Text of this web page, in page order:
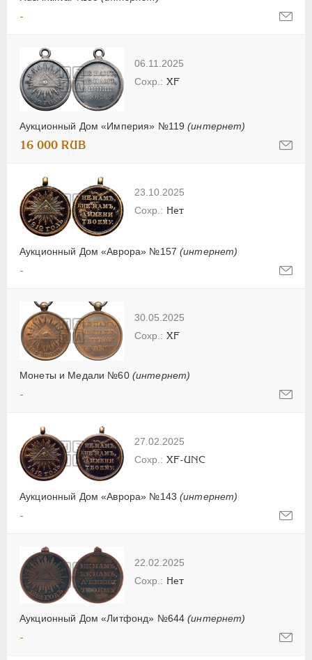
-
06.11.2025
Аукционный Дом «Империя» №119(интернет)
XF
16 000 RUB
23.10.2025
Аукционный Дом «Аврора» №157(интернет)
Нет
-
30.05.2025
Монеты и Медали №60 (интернет)
XF
-
27.02.2025
Аукционный Дом «Аврора» №143(интернет)
XF-UNC
-
22.02.2025
Аукционный Дом «Литфонд» №644(интернет)
Нет
-